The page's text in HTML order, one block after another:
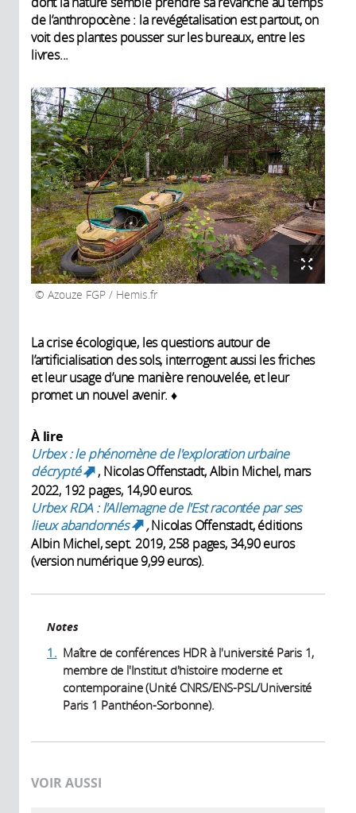
de l’anthropocène : la revégétalisation est partout, on
voit des plantes pousser sur les bureaux, entre les
livres...
Azouze FGP / Hemis.fr
La crise écologique, les questions autour de
l’artificialisation des sols, interrogent aussi les friches
et leur usage d’une manière renouvelée, et leur
promet un nouvel avenir. ♦
À lire
Urbex : le phénomène de l'exploration urbaine
décrypté
(link is external)
, Nicolas Offenstadt, Albin Michel, mars
2022, 192 pages, 14,90 euros.
Urbex RDA : l'Allemagne de l'Est racontée par ses
lieux abandonnés
(link is external)
,Nicolas Offenstadt, éditions
Albin Michel, sept. 2019, 258 pages, 34,90 euros
(version numérique 9,99 euros).
Notes
1. Maître de conférences HDR à l'université Paris 1,
membre de l'Institut d'histoire moderne et
contemporaine (Unité CNRS/ENS-PSL/Université
Paris 1 Panthéon-Sorbonne).
VOIR AUSSI